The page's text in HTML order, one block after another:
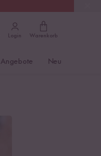
Login Warenkorb
Angebote Neu